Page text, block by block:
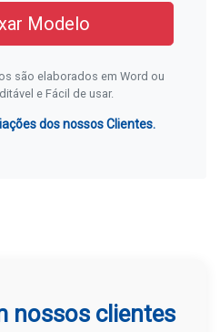
Modelo
são elaborados em Word ou
e Fácil de usar.
dos nossos Clientes.
nossos clientes